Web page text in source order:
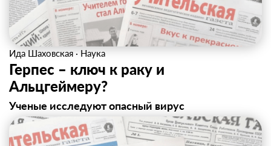
Ида Шаховская · Наука
Герпес – ключ к раку и
Альцгеймеру?
Ученые исследуют опасный вирус